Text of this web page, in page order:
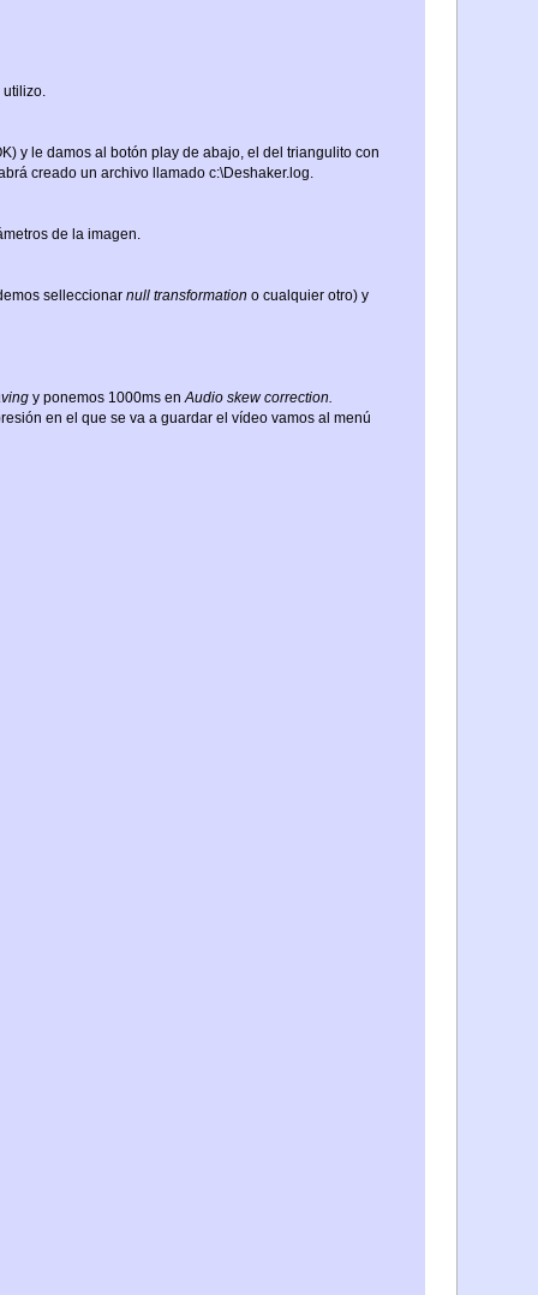
utilizo.
y le damos al botón play de abajo, el del triangulito con
creado un archivo llamado c:\Deshaker.log.
de la imagen.
selleccionar null transformation o cualquier otro) y
y ponemos 1000ms enAudio skew correction.
en el que se va a guardar el vídeo vamos al menú